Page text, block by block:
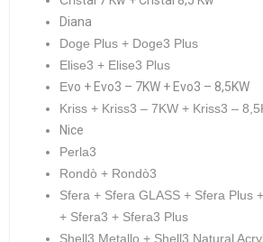
Diana
Doge Plus + Doge3 Plus
Elise3 + Elise3 Plus
Evo + Evo3 – 7KW + Evo3 – 8,5KW
Kriss + Kriss3 – 7KW + Kriss3 –
Nice
Perla3
Rondò + Rondò3
Sfera + Sfera GLASS + Sfera Plus
+ Sfera3 + Sfera3 Plus
Shell3 Metallo + Shell3 Natural